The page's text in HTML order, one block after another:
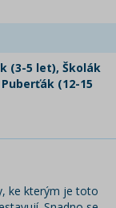
(3-5 let), Školák
(12-15
ke kterým je toto